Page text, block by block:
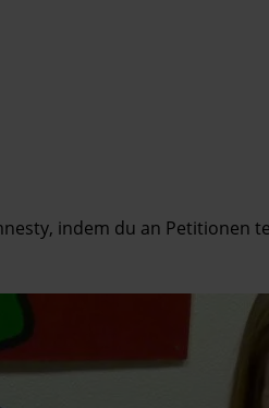
indem du an Petitionen